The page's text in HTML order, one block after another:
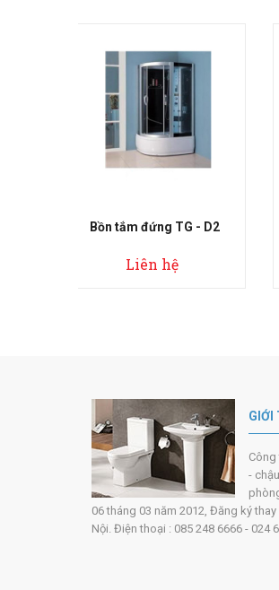
Bồn tắm đứng TG - D3
Liên hệ
GIỚI
Công
-
06 tháng 03 năm 2012, Đăng ký
Nội. Điện thoại : 085 248 6666 - 024